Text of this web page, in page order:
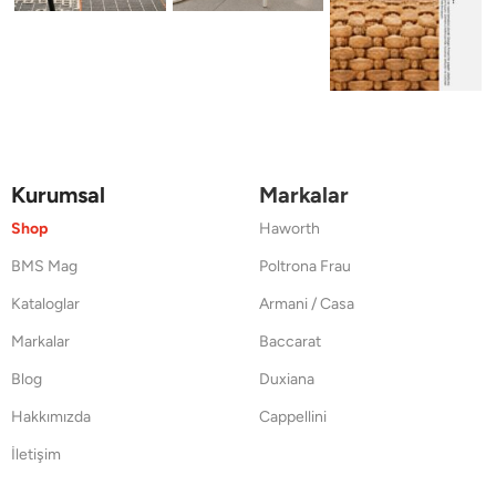
Kurumsal
Shop
BMS Mag
Kataloglar
Markalar
Blog
Hakkımızda
İletişim
Markalar
Haworth
Poltrona Frau
Armani / Casa
Baccarat
Duxiana
Cappellini